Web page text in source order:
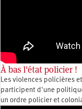
À bas l'état policier !
Les violences policières
participent d'une
un ordre policier et